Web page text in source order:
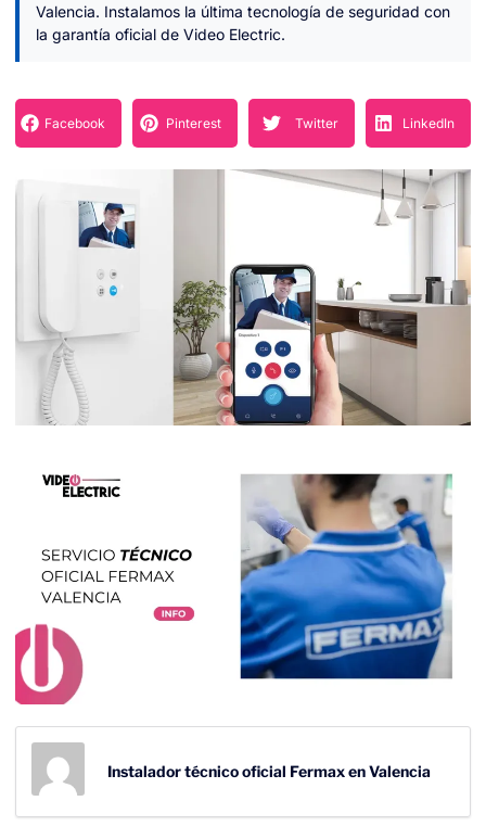
Valencia. Instalamos la última tecnología de seguridad con
la garantía oficial de Video Electric.
Facebook Pinterest Twitter LinkedIn
Instalador técnico oficial Fermax en Valencia